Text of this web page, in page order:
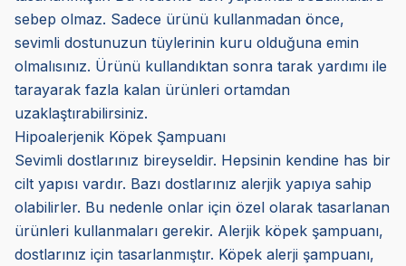
sebep olmaz. Sadece ürünü kullanmadan önce,
sevimli dostunuzun tüylerinin kuru olduğuna emin
olmalısınız. Ürünü kullandıktan sonra tarak yardımı ile
tarayarak fazla kalan ürünleri ortamdan
uzaklaştırabilirsiniz.
Hipoalerjenik Köpek Şampuanı
Sevimli dostlarınız bireyseldir. Hepsinin kendine has bir
cilt yapısı vardır. Bazı dostlarınız alerjik yapıya sahip
olabilirler. Bu nedenle onlar için özel olarak tasarlanan
ürünleri kullanmaları gerekir. Alerjik köpek şampuanı,
dostlarınız için tasarlanmıştır. Köpek alerji şampuanı,